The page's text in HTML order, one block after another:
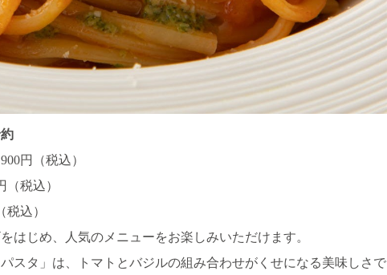
円（税込）
税込）
込）
はじめ、人気のメニューをお楽しみいただけます。
スタ」は、トマトとバジルの組み合わせがくせになる美味しさで